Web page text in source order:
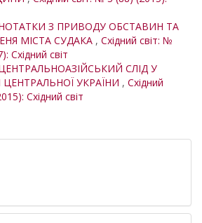
З ПРИВОДУ ОБСТАВИН ТА
МІСТА СУДАКА , Східний світ: №
Східний світ
СЛІД У
УКРАЇНИ , Східний
Східний світ